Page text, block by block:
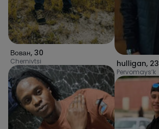
Вован, 30
Chernivtsi hulligan, 23
Pervomays’k